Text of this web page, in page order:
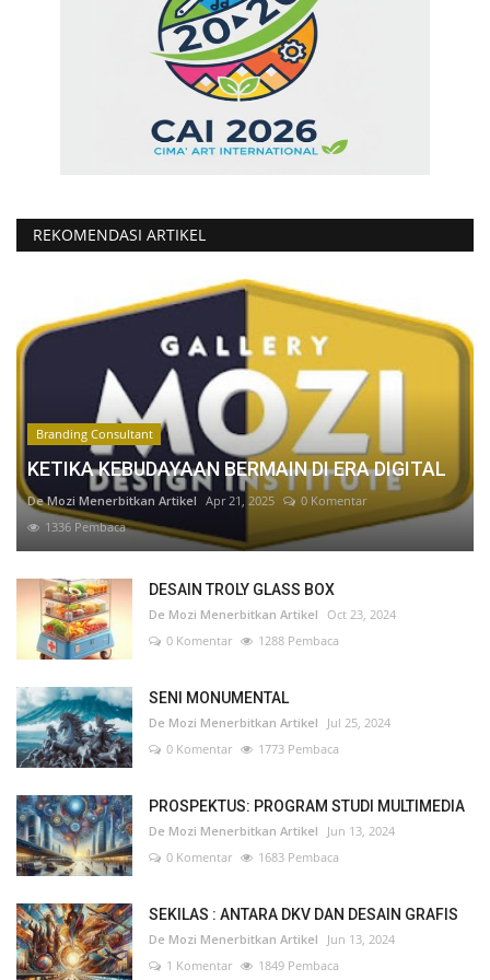
REKOMENDASI ARTIKEL
Branding Consultant
KETIKA KEBUDAYAAN BERMAIN DI ERA DIGITAL
De Mozi Menerbitkan Artikel Apr 21, 2025
0 Komentar
1336 Pembaca
DESAIN TROLY GLASS BOX
De Mozi Menerbitkan Artikel
Oct 23, 2024
0 Komentar
1288 Pembaca
SENI MONUMENTAL
De Mozi Menerbitkan Artikel
Jul 25, 2024
0 Komentar
1773 Pembaca
PROSPEKTUS: PROGRAM STUDI MULTIMEDIA
De Mozi Menerbitkan Artikel
Jun 13, 2024
0 Komentar
1683 Pembaca
SEKILAS : ANTARA DKV DAN DESAIN GRAFIS
De Mozi Menerbitkan Artikel
Jun 13, 2024
1 Komentar
1849 Pembaca